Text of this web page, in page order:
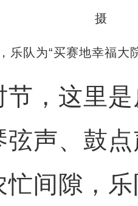
乐队为“买赛地幸福大
这里是
弦声、鼓
忙间隙，